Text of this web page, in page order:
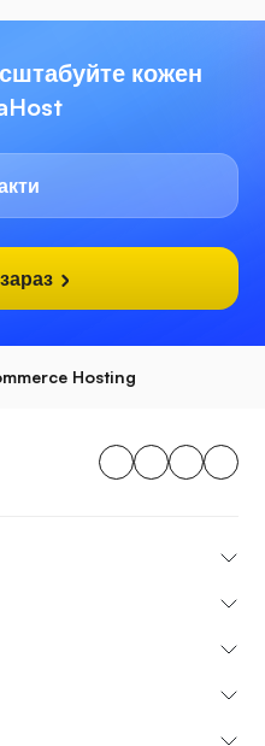
кожен
Hosting